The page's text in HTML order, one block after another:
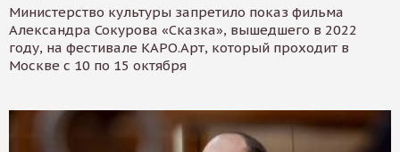
Министерство культуры запретило показ фильма
Александра Сокурова «Сказка», вышедшего в 2022
году, на фестивале КАРО.Арт, который проходит в
Москве с 10 по 15 октября